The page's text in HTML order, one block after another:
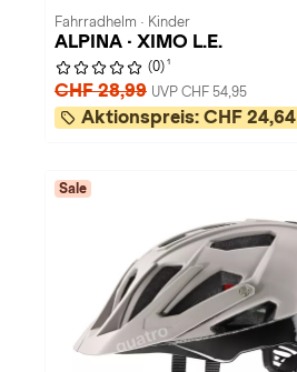
Fahrradhelm · Kinder
ALPINA · XIMO L.E.
(0) 1
CHF 28,99 UVP CHF 54,95
Aktionspreis: CHF 24,64
Sale